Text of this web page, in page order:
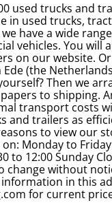
used trucks and
in used trucks,
have a wide
vehicles. You will
on our website.
Ede (the
Then we
to shipping.
transport costs
and trailers as
to view our
Monday to
to 12:00 Sunday
change without
in this
for current